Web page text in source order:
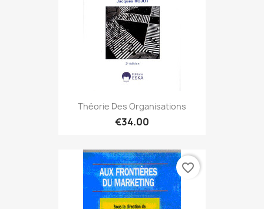
Théorie Des Organisations
€34.00
favorite_border